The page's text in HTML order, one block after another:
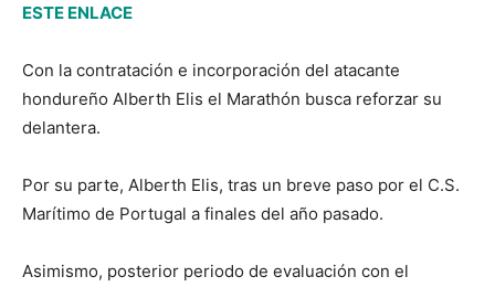
ESTE ENLACE
Con la contratación e incorporación del atacante
hondureño Alberth Elis el Marathón busca reforzar su
delantera.
Por su parte, Alberth Elis, tras un breve paso por el C.S.
Marítimo de Portugal a finales del año pasado.
Asimismo, posterior periodo de evaluación con el